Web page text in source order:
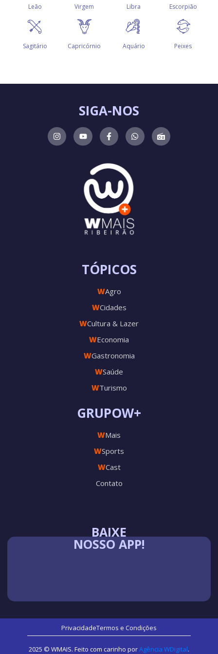
BAIXE
NOSSO APP!
GRUPOW+
WMais
WSports
WCast
Contato
TÓPICOS
WAgro
WCidades
WCultura & Lazer
WEconomia
WGastronomia
WSaúde
WTurismo
SIGA-NOS
PrivacidadeTermos e Condições
2025 © WMAIS. Feito com carinho porAgência WDigital.